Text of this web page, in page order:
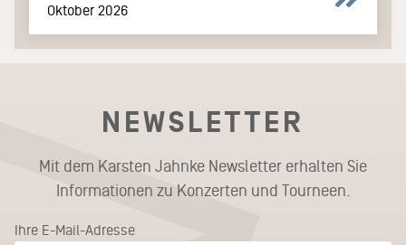
Oktober 2026
NEWSLETTER
Mit dem Karsten Jahnke Newsletter erhalten Sie
Informationen zu Konzerten und Tourneen.
Ihre E-Mail-Adresse